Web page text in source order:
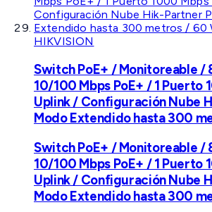
HIKVISION
Switch PoE+ / Monitoreable /
10/100 Mbps PoE+ / 1 Puerto
Uplink / Configuración Nube
Modo Extendido hasta 300
Switch PoE+ / Monitoreable /
10/100 Mbps PoE+ / 1 Puerto
Uplink / Configuración Nube
Modo Extendido hasta 300